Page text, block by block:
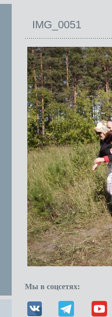
IMG_0051
Мы в соцсетях: